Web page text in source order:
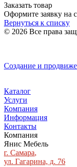
Заказать товар
Оформите заявку на
Вернуться к списку
© 2026 Все права
Создание и
Каталог
Услуги
Компания
Информация
Контакты
Компания
Янис Мебель
г. Самара,
ул. Гагарина, д. 76